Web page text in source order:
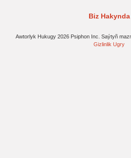
Biz Hakynda
Awtorlyk Hukugy 2026 Psiphon Inc. Saýtyñ
Gizlinlik Ugry